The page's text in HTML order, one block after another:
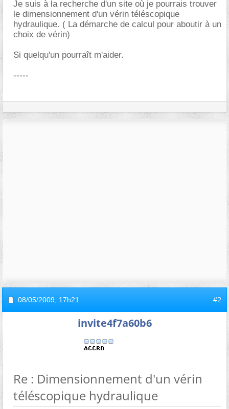
Je suis à la recherche d'un site où je pourrais trouver
le dimensionnement d'un vérin téléscopique
hydraulique. ( La démarche de calcul pour aboutir à un
choix de vérin)
Si quelqu'un pourraît m'aider.
-----
08/05/2009, 17h21 #2
invite4f7a60b6
Re : Dimensionnement d'un vérin
téléscopique hydraulique